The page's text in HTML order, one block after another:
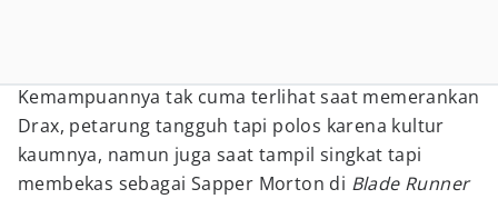
Kemampuannya tak cuma terlihat saat memerankan
Drax, petarung tangguh tapi polos karena kultur
kaumnya, namun juga saat tampil singkat tapi
membekas sebagai Sapper Morton di Blade Runner